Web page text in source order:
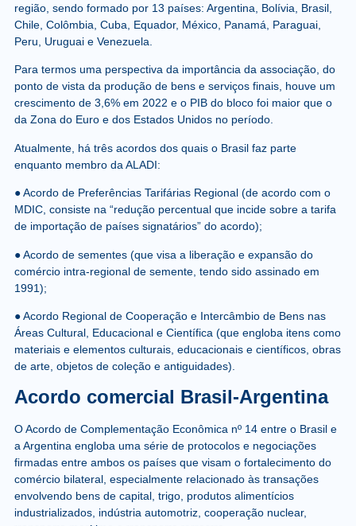
região, sendo formado por 13 países: Argentina, Bolívia, Brasil,
Chile, Colômbia, Cuba, Equador, México, Panamá, Paraguai,
Peru, Uruguai e Venezuela.
Para termos uma perspectiva da importância da associação, do
ponto de vista da produção de bens e serviços finais, houve um
crescimento de 3,6% em 2022 e o PIB do bloco foi maior que o
da Zona do Euro e dos Estados Unidos no período.
Atualmente, há três acordos dos quais o Brasil faz parte
enquanto membro da ALADI:
● Acordo de Preferências Tarifárias Regional (de acordo com o
MDIC, consiste na “redução percentual que incide sobre a tarifa
de importação de países signatários” do acordo);
● Acordo de sementes (que visa a liberação e expansão do
comércio intra-regional de semente, tendo sido assinado em
1991);
● Acordo Regional de Cooperação e Intercâmbio de Bens nas
Áreas Cultural, Educacional e Científica (que engloba itens como
materiais e elementos culturais, educacionais e científicos, obras
de arte, objetos de coleção e antiguidades).
Acordo comercial Brasil-Argentina
O Acordo de Complementação Econômica nº 14 entre o Brasil e
a Argentina engloba uma série de protocolos e negociações
firmadas entre ambos os países que visam o fortalecimento do
comércio bilateral, especialmente relacionado às transações
envolvendo bens de capital, trigo, produtos alimentícios
industrializados, indústria automotriz, cooperação nuclear,